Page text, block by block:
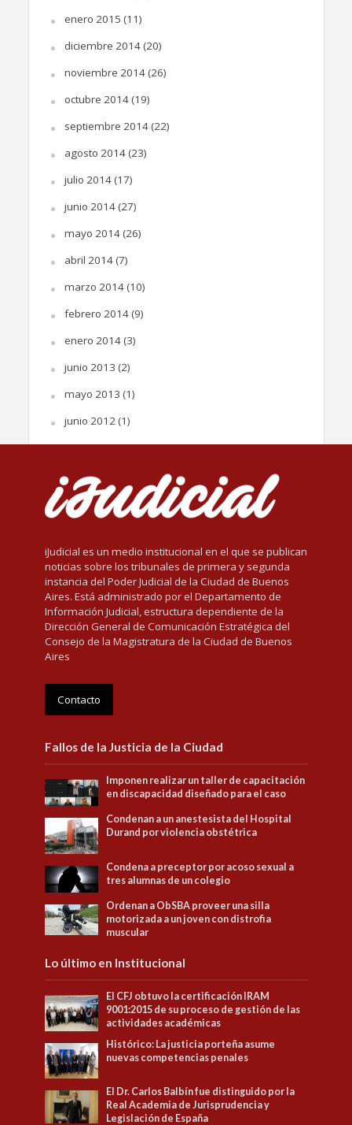
enero 2015 (11)
diciembre 2014(20)
noviembre 2014(26)
octubre 2014(19)
septiembre 2014(22)
agosto 2014(23)
julio 2014(17)
junio 2014(27)
mayo 2014(26)
abril 2014(7)
marzo 2014(10)
febrero 2014(9)
enero 2014(3)
junio 2013 (2)
mayo 2013 (1)
junio 2012(1)
iJudicial es un medio institucional en el que se publican
noticias sobre los tribunales de primera y segunda
instancia del Poder Judicial de la Ciudad de Buenos
Aires. Está administrado por el Departamento de
Información Judicial, estructura dependiente de la
Dirección General de Comunicación Estratégica del
Consejo de la Magistratura de la Ciudad de Buenos
Aires
Contacto
Fallos de la Justicia de la Ciudad
Imponen realizar un taller de capacitación
en discapacidad diseñado para el caso
Condenan a un anestesista del Hospital
Durand por violencia obstétrica
Condena a preceptor por acoso sexual a
tres alumnas de un colegio
Ordenan a ObSBA proveer una silla
motorizada a un joven con distrofia
muscular
Lo último en Institucional
El CFJ obtuvo la certificación IRAM
9001:2015 de su proceso de gestión de las
actividades académicas
Histórico: La justicia porteña asume
nuevas competencias penales
El Dr. Carlos Balbín fue distinguido por la
Real Academia de Jurisprudencia y
Legislación de España